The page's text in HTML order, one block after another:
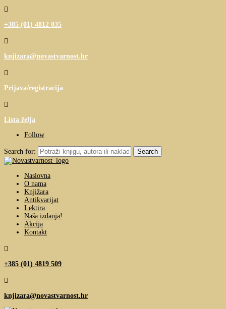

+385 (01) 4812 035

knjizara@novastvarnost.hr

Prijava/registracija

Lista želja
Follow
Search for:
Naslovna
O nama
Knjižara
Antikvarijat
Lektira
Naša izdanja!
Akcija
Kontakt

+385 (01) 4819 509

knjizara@novastvarnost.hr